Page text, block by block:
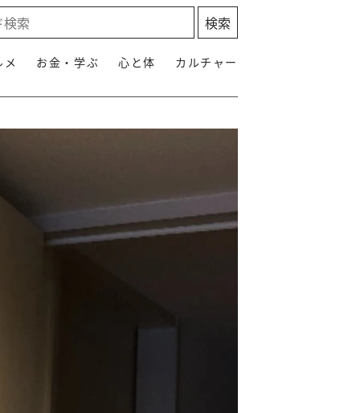
お金・学ぶ 心と体 カルチャー